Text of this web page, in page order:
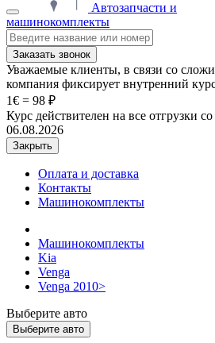
Автозапчасти и
машинокомплекты
Заказать звонок
Уважаемые клиенты, в связи со
компания фиксирует внутренний
1€ = 98 ₽
Курс действителен на все отгрузки
06.08.2026
Закрыть
Оплата и доставка
Контакты
Машинокомплекты
Машинокомплекты
Kia
Venga
Venga 2010>
Выберите авто
Выберите авто